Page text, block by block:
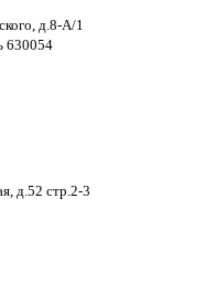
д.8-А/1
630054
д.52 стр.2-3